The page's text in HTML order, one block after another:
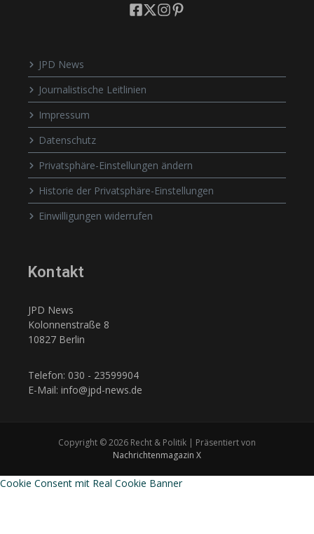
JPD News
Journalistische Leitlinien
Impressum
Datenschutz
Privatsphäre-Einstellungen ändern
Historie der Privatsphäre-Einstellungen
Einwilligungen widerrufen
Kontakt
JPD News
Kolonnenstraße 8
10827 Berlin
Telefon: 030 - 23599904
E-Mail: info@jpd-news.de
Copyright © 2026 Recht & Politik | Präsentiert von
Nachrichtenmagazin X
Cookie Consent mit Real Cookie Banner